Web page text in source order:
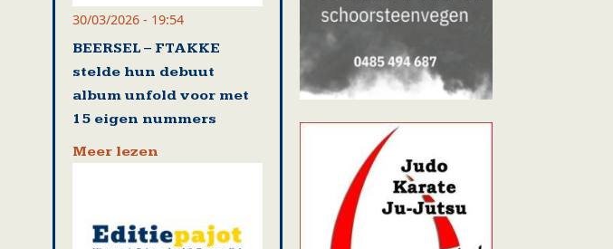
30/03/2026 - 19:54
BEERSEL – FTAKKE
stelde hun debuut
album unfold voor met
15 eigen nummers
Meer lezen